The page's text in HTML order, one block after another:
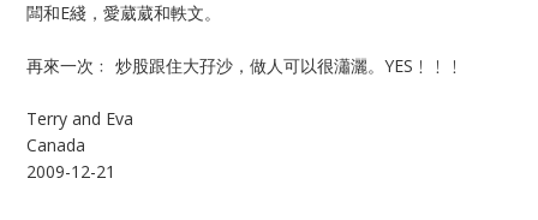
闆和E綫，愛葳葳和軼文。
再來一次﹕ 炒股跟住大孖沙，做人可以很瀟灑。YES﹗﹗﹗
Terry and Eva
Canada
2009-12-21